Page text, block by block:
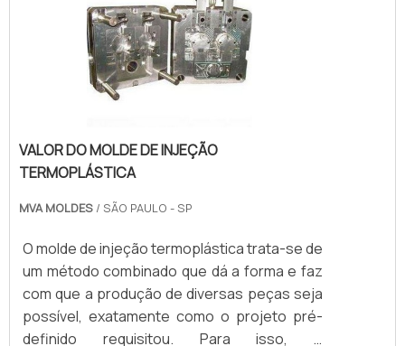
molde, servindo como matriz para a
produção de peças precisas em tai.
VALOR DO MOLDE DE INJEÇÃO
TERMOPLÁSTICA
MVA MOLDES / SÃO PAULO - SP
O molde de injeção termoplástica trata-se de
um método combinado que dá a forma e faz
com que a produção de diversas peças seja
possível, exatamente como o projeto pré-
definido requisitou. Para isso, é